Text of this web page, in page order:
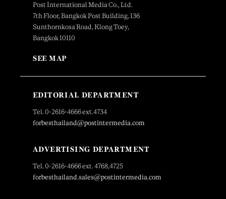
Post International Media Co., Ltd.
7th Floor, Bangkok Post Building, 136
Sunthornkosa Road, Klong Toey,
Bangkok 10110
SEE MAP
EDITORIAL DEPARTMENT
Tel. 0-2616-4666 ext.4734
forbesthailand@postintermedia.com
ADVERTISING DEPARTMENT
Tel. 0-2616-4666 ext. 4768,4725
forbesthailand.sales@postintermedia.com